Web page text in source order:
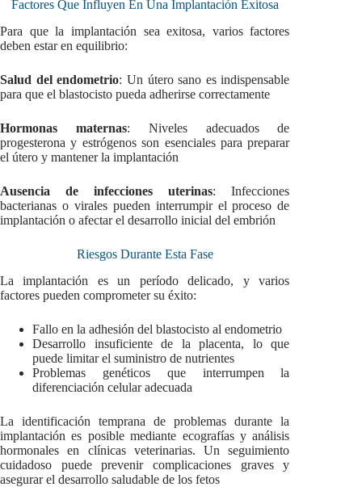
Factores Que Influyen En Una Implantación Exitosa
Para que la implantación sea exitosa, varios factores
deben estar en equilibrio:
Salud del endometrio: Un útero sano es indispensable
para que el blastocisto pueda adherirse correctamente
Hormonas maternas: Niveles adecuados de
progesterona y estrógenos son esenciales para preparar
el útero y mantener la implantación
Ausencia de infecciones uterinas: Infecciones
bacterianas o virales pueden interrumpir el proceso de
implantación o afectar el desarrollo inicial del embrión
Riesgos Durante Esta Fase
La implantación es un período delicado, y varios
factores pueden comprometer su éxito:
Fallo en la adhesión del blastocisto al endometrio
Desarrollo insuficiente de la placenta, lo que
puede limitar el suministro de nutrientes
Problemas genéticos que interrumpen la
diferenciación celular adecuada
La identificación temprana de problemas durante la
implantación es posible mediante ecografías y análisis
hormonales en clínicas veterinarias. Un seguimiento
cuidadoso puede prevenir complicaciones graves y
asegurar el desarrollo saludable de los fetos